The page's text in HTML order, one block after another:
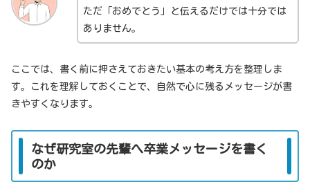
ただ「おめでとう」と伝えるだけでは十分では
ありません。
ここでは、書く前に押さえておきたい基本の考え方を整理しま
す。これを理解しておくことで、自然で心に残るメッセージが書
きやすくなります。
なぜ研究室の先輩へ卒業メッセージを書く
のか